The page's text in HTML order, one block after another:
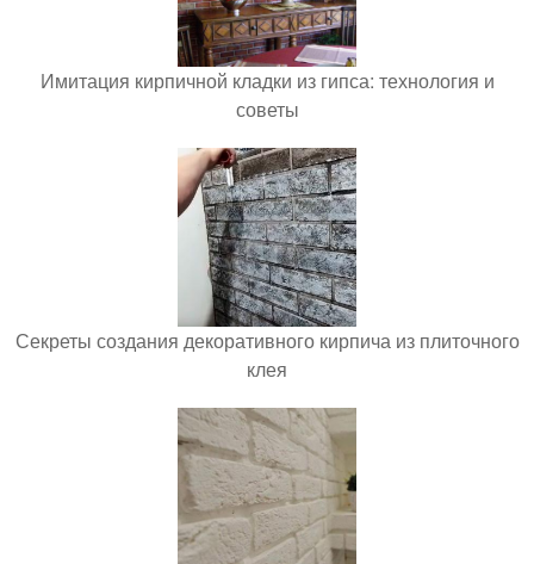
Имитация кирпичной кладки из гипса: технология и
советы
Секреты создания декоративного кирпича из плиточного
клея